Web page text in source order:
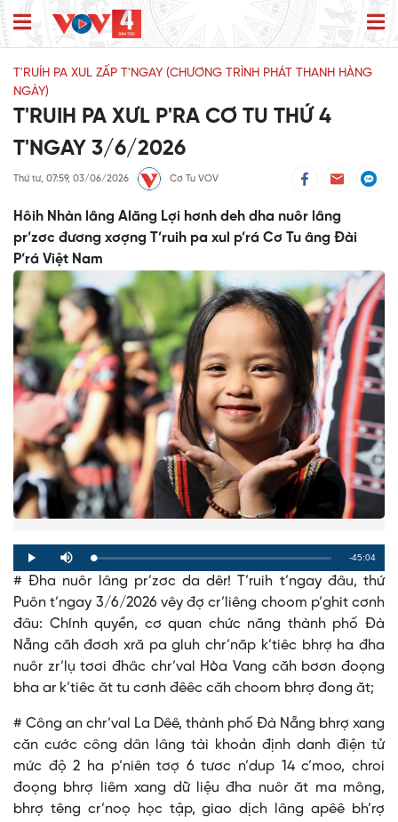
T'RUÍH PA XUL ZẤP T'NGAY (CHƯƠNG TRÌNH PHÁT THANH HÀNG
NGÀY)
T'RUIH PA XƯL P'RA CƠ TU THỨ 4
T'NGAY 3/6/2026
Thứ tư, 07:59, 03/06/2026 Cơ Tu VOV
Hôih Nhàn lâng Alăng Lợi hơnh deh dha nuôr lâng
pr’zơc đương xơợng T’ruih pa xul p’rá Cơ Tu âng Đài
P’rá Việt Nam
Play Mute Loaded:
0%
Progress:
0%
Remaining
Time
-45:04
# Đha nuôr lâng pr’zơc da dêr! T’ruih t’ngay đâu, thứ
Puôn t’ngay 3/6/2026 vêy đợ cr’liêng choom p’ghit cơnh
đâu: Chính quyền, cơ quan chức năng thành phố Đà
Nẵng căh đơơh xră pa gluh chr’năp k’tiêc bhrợ ha đha
nuôr zr’lụ tơơi đhâc chr’val Hòa Vang căh bơơn đoọng
bha ar k’tiêc ăt tu cơnh đêêc căh choom bhrợ đong ăt;
# Công an chr’val La Dêê, thành phố Đà Nẵng bhrợ xang
căn cước công dân lâng tài khoản định danh điện tử
mức độ 2 ha p’niên tơợ 6 tươc n’dup 14 c’moo, chroi
đoọng bhrợ liêm xang dữ liệu đha nuôr ăt ma mông,
bhrợ têng cr’noọ học tập, giao dịch lâng apêê bh’rợ